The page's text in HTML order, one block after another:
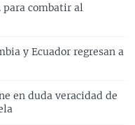
para combatir al
y Ecuador regresan a
en duda veracidad de